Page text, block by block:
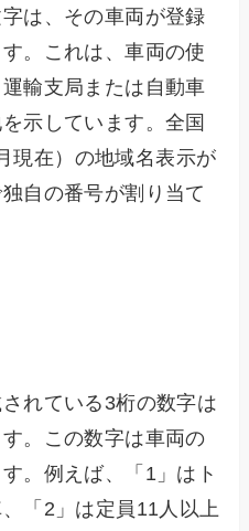
は、その車両が登録
。これは、車両の使
輸支局または自動車
示しています。全国
現在）の地域名表示が
自の番号が割り当て
れている3桁の数字は
。この数字は車両の
。例えば、「1」はト
「2」は定員11人以上